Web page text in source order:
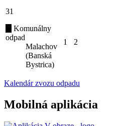
31
Komunálny
odpad
Malachov
(Banská
Bystrica)
1 2
Kalendár zvozu odpadu
Mobilná aplikácia